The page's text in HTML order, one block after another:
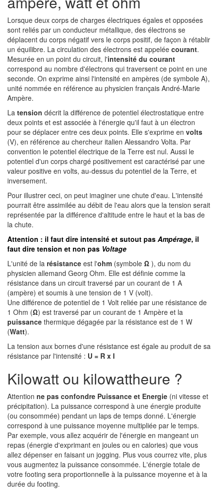
Lorsque deux corps de charges électriques égales et opposées
sont reliés par un conducteur métallique, des électrons se
déplacent du corps négatif vers le corps positif, de façon à rétablir
un équilibre. La circulation des électrons est appelée courant.
Mesurée en un point du circuit, l'intensité du courant
correspond au nombre d'électrons qui traversent ce point en une
seconde. On exprime ainsi l'intensité en ampères (de symbole A),
unité nommée en référence au physicien français André-Marie
Ampère.
La tension décrit la différence de potentiel électrostatique entre
deux points et est associée à l'énergie qu'il faut à un électron
pour se déplacer entre ces deux points. Elle s'exprime en volts
(V), en référence au chercheur italien Alessandro Volta. Par
convention le potentiel électrique de la Terre est nul. Aussi le
potentiel d'un corps chargé positivement est caractérisé par une
valeur positive en volts, au-dessus du potentiel de la Terre, et
inversement.
Pour illustrer ceci, on peut imaginer une chute d'eau. L'intensité
pourrait être assimilée au débit de l'eau alors que la tension serait
représentée par la différence d'altitude entre le haut et la bas de
la chute.
Attention : il faut dire intensité et sutout pas Ampérage, il
faut dire tension et non pas Voltage
L'unité de la résistance est l'ohm (symbole Ω ), du nom du
physicien allemand Georg Ohm. Elle est définie comme la
résistance dans un circuit traversé par un courant de 1 A
(ampère) et soumis à une tension de 1 V (volt).
Une différence de potentiel de 1 Volt reliée par une résistance de
1 Ohm (Ω) est traversé par un courant de 1 Ampère et la
puissance thermique dégagée par la résistance est de 1 W
(Watt).
La tension aux bornes d'une résistance est égale au produit de sa
résistance par l'intensité : U = R x I
Kilowatt ou kilowattheure ?
Attention ne pas confondre Puissance et Energie (ni vitesse et
précipitation). La puissance correspond à une énergie produite
(ou consommée) pendant un laps de temps donné. L'énergie
correspond à une puissance moyenne multipliée par le temps.
Par exemple, vous allez acquérir de l'énergie en mangeant un
repas (énergie d'exprimant en joules ou en calories) que vous
allez dépenser en faisant un jogging. Plus vous courrez vite, plus
vous augmentez la puissance consommée. L'énergie totale de
votre footing sera proportionnelle à la puissance moyenne et à la
durée du footing.